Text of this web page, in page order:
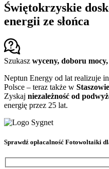
Świętokrzyskie
energii ze słońca
Szukasz wyceny, doboru
Neptun Energy od lat realizuje
Polsce – teraz także w Staszowie
Zyskaj niezależność od
energię przez 25 lat.
Sprawdź opłacalność Fotowoltaiki